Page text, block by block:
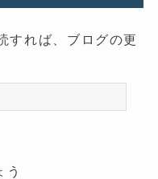
すれば、ブログの更
う